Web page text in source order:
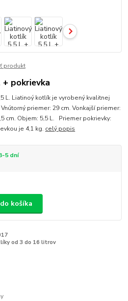
produkt
pokrievka
L. Liatinoý kotlík je vyrobený kvalitnej
priemer: 29 cm. Vonkajší priemer:
cm. Objem: 5,5 L. Priemer pokrievky:
je 4,1 kg. celý popis
5 dní
košíka
od 3 do 16 litrov